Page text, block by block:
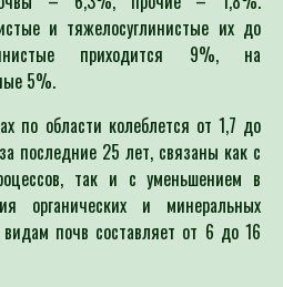
и тяжелосуглинистые их до
приходится 9%, на
5%.
по области колеблется от 1,7 до
последние 25 лет, связаны как с
так и с уменьшением в
органических и минеральных
почв составляет от 6 до 16